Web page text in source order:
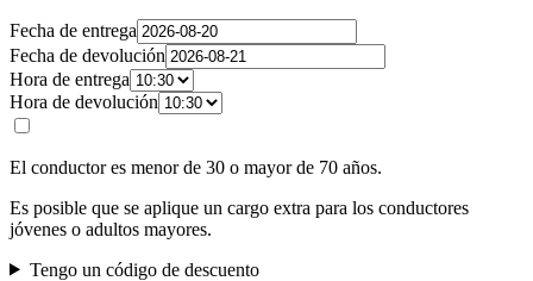
Fecha de entrega
Fecha de devolución
Hora de entrega
Hora de devolución
El conductor es menor de 30 o mayor de 70 años.
Es posible que se aplique un cargo extra para los conductores
jóvenes o adultos mayores.
Tengo un código de descuento